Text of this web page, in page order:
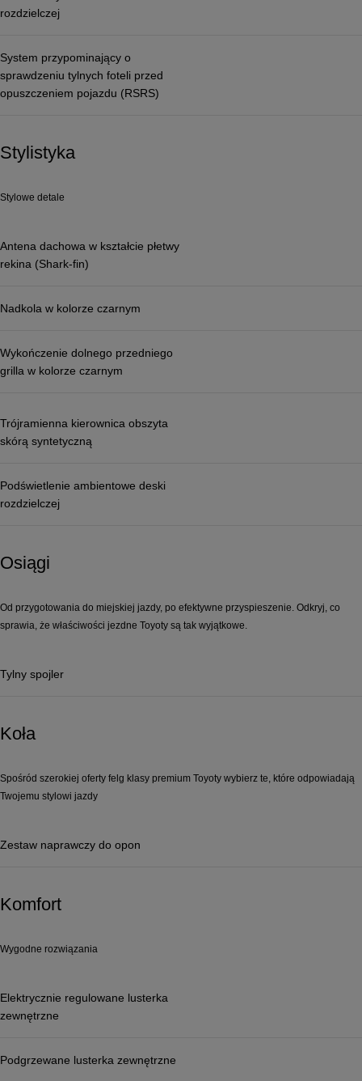
rozdzielczej
System przypominający o
sprawdzeniu tylnych foteli przed
opuszczeniem pojazdu (RSRS)
Stylistyka
Stylowe detale
Antena dachowa w kształcie płetwy
rekina (Shark-fin)
Nadkola w kolorze czarnym
Wykończenie dolnego przedniego
grilla w kolorze czarnym
Trójramienna kierownica obszyta
skórą syntetyczną
Podświetlenie ambientowe deski
rozdzielczej
Osiągi
Od przygotowania do miejskiej jazdy, po efektywne przyspieszenie. Odkryj, co
sprawia, że ​​właściwości jezdne Toyoty są tak wyjątkowe.
Tylny spojler
Koła
Spośród szerokiej oferty felg klasy premium Toyoty wybierz te, które odpowiadają
Twojemu stylowi jazdy
Zestaw naprawczy do opon
Komfort
Wygodne rozwiązania
Elektrycznie regulowane lusterka
zewnętrzne
Podgrzewane lusterka zewnętrzne